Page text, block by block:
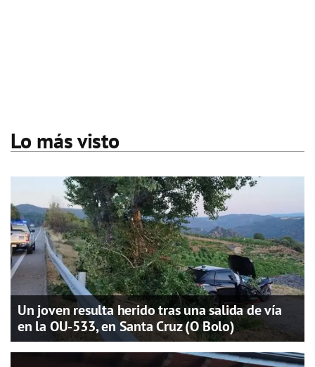
Lo más visto
Un joven resulta herido tras una salida de vía
en la OU-533, en Santa Cruz (O Bolo)